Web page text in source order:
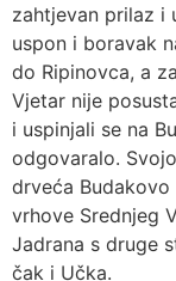
zahtjevan prilaz i
uspon i boravak
do Ripinovca, a
Vjetar nije
i uspinjali se na
odgovaralo.
drveća
vrhove Srednjeg
Jadrana s druge
čak i Učka.